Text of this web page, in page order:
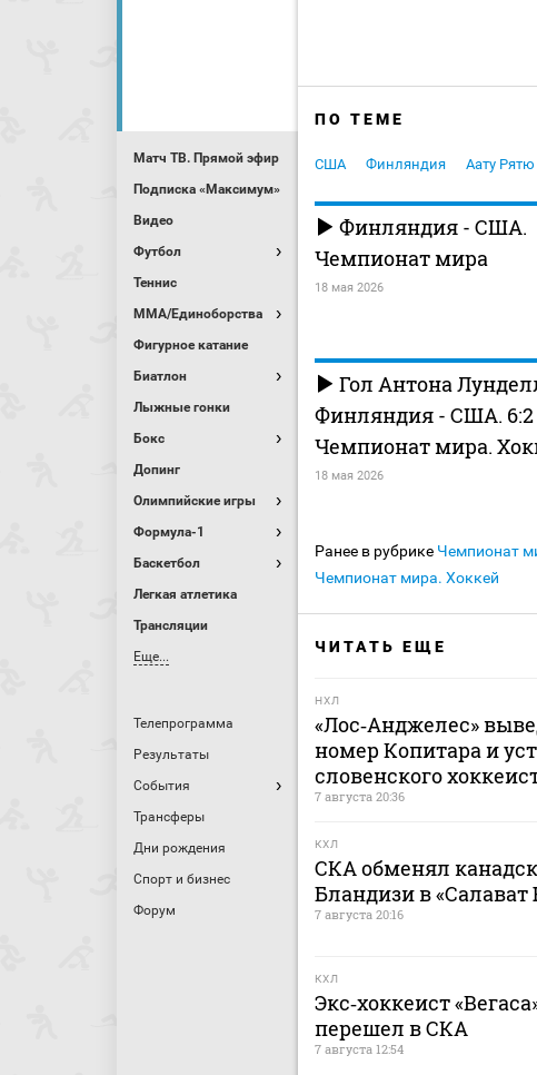
Матч ТВ. Прямой эфир
Подписка «Максимум»
Видео
Футбол
Теннис
MMA/Единоборства
Фигурное катание
Биатлон
Лыжные гонки
Бокс
Допинг
Олимпийские игры
Формула-1
Баскетбол
Легкая атлетика
Трансляции
Еще...
Телепрограмма
Результаты
События
Трансферы
Дни рождения
Спорт и бизнес
Форум
ПО ТЕМЕ
США Финляндия Аату Рятю
Финляндия - США.
Чемпионат мира
18 мая 2026
Гол Антона
Финляндия - США. 6:2
Чемпионат мира.
18 мая 2026
Ранее в рубрике Чемпионат
Чемпионат мира. Хоккей
ЧИТАТЬ ЕЩЕ
НХЛ
«Лос‑Анджелес»
номер Копитара и
словенского
7 августа 20:36
КХЛ
СКА обменял
Бландизи в
7 августа 20:16
КХЛ
Экс‑хоккеист
перешел в СКА
7 августа 12:54